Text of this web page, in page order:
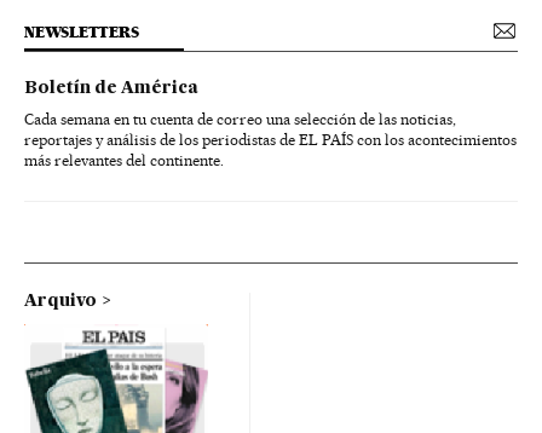
NEWSLETTERS
Boletín de América
Cada semana en tu cuenta de correo una selección de las noticias,
reportajes y análisis de los periodistas de EL PAÍS con los acontecimientos
más relevantes del continente.
Arquivo